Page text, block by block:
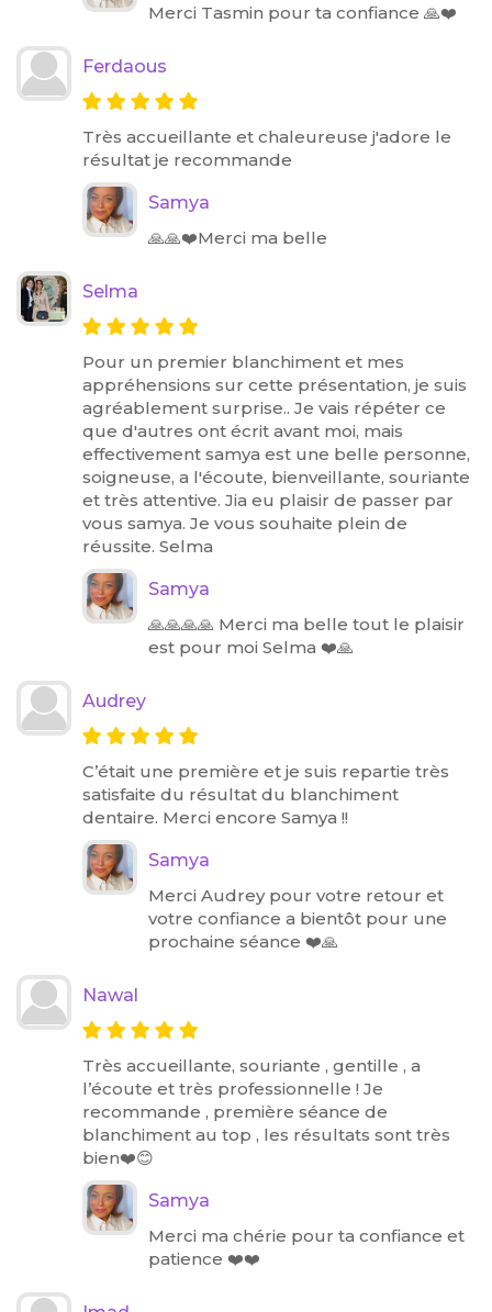
Merci Tasmin pour ta confiance 🙏❤️
Ferdaous
Très accueillante et chaleureuse j'adore le
résultat je recommande
Samya
🙏🙏❤️Merci ma belle
Selma
Pour un premier blanchiment et mes
appréhensions sur cette présentation, je suis
agréablement surprise.. Je vais répéter ce
que d'autres ont écrit avant moi, mais
effectivement samya est une belle personne,
soigneuse, a l'écoute, bienveillante, souriante
et très attentive. Jia eu plaisir de passer par
vous samya. Je vous souhaite plein de
réussite. Selma
Samya
🙏🙏🙏🙏 Merci ma belle tout le plaisir
est pour moi Selma ❤️🙏
Audrey
C’était une première et je suis repartie très
satisfaite du résultat du blanchiment
dentaire. Merci encore Samya !!
Samya
Merci Audrey pour votre retour et
votre confiance a bientôt pour une
prochaine séance ❤️🙏
Nawal
Très accueillante, souriante , gentille , a
l’écoute et très professionnelle ! Je
recommande , première séance de
blanchiment au top , les résultats sont très
bien❤️😊
Samya
Merci ma chérie pour ta confiance et
patience ❤️❤️